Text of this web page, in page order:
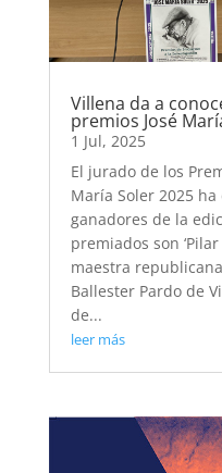
Villena da a
premios José
1 Jul, 2025
El jurado de los
María Soler 2025
ganadores de la
premiados son
maestra
Ballester Pardo de
de...
leer más